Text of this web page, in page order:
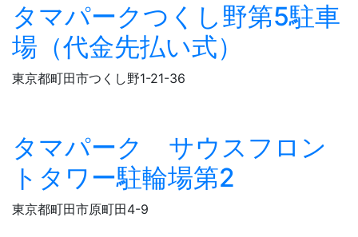
タマパークつくし野第5駐車
場（代金先払い式）
東京都町田市つくし野1-21-36
タマパーク サウスフロン
トタワー駐輪場第2
東京都町田市原町田4-9